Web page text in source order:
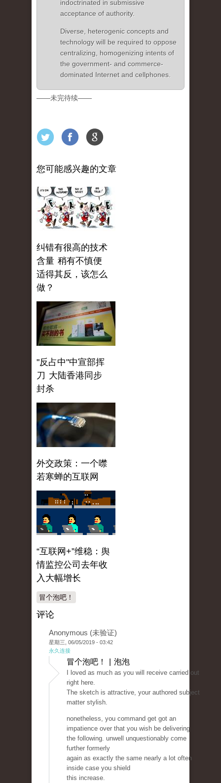
indoctrinated in submissive
acceptance of authority.
Diverse, heterogenic concepts and
technology will be required to oppose
centralizing, homogenizing intents of
the government- and commerce-
dominated Internet and cellphones.
——未完待续——
您可能感兴趣的文章
纠错有很高的技术
含量 稍有不慎便
适得其反，该怎么
做？
"反占中"中宣部挥
刀 大陆香港同步
封杀
外交政策：一个噤
若寒蝉的互联网
“互联网+”维稳：舆
情监控公司去年收
入大幅增长
冒个泡吧！
评论
Anonymous (未验证)
星期三, 06/05/2019 - 03:42
永久连接
冒个泡吧！ | 泡泡
I loved as much as you will receive carried out
right here.
The sketch is attractive, your authored subject
matter stylish.
nonetheless, you command get got an
impatience over that you wish be delivering
the following. unwell unquestionably come
further formerly
again as exactly the same nearly a lot often
inside case you shield
this increase.